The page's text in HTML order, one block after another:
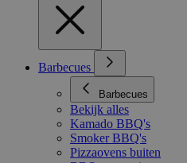
Barbecues
Barbecues
Bekijk alles
Kamado BBQ's
Smoker BBQ's
Pizzaovens buiten